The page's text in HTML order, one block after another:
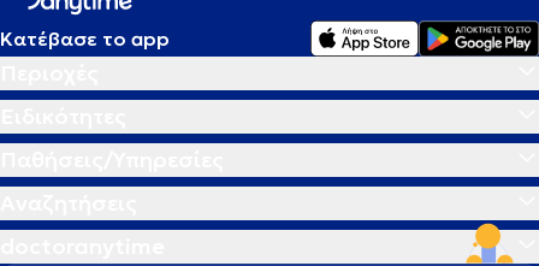
Κατέβασε το app